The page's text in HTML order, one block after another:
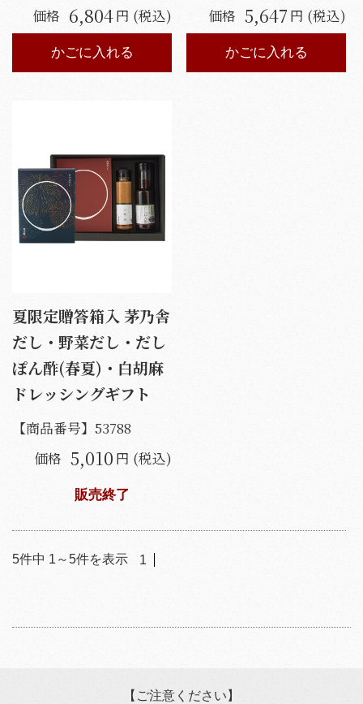
価格 6,804円 (税込)
かごに入れる
価格 5,647 円 (税込)
かごに入れる
夏限定贈答箱入 茅乃舎
だし・野菜だし・だし
ぽん酢(春夏)・白胡麻
ドレッシングギフト
【商品番号】 53788
価格 5,010 円 (税込)
販売終了
5件中 1～5件を表示 1
【ご注意ください】